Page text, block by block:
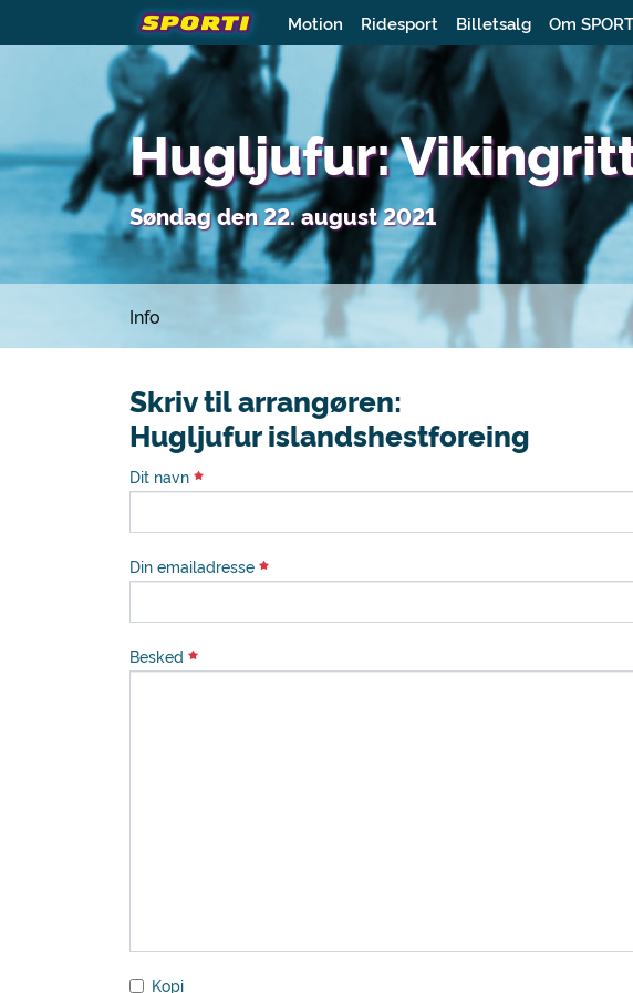
Motion Ridesport Billetsalg Om
Hugljufur:
Søndag den 22. august 2021
Info
Skriv til arrangøren:
Hugljufur islandshestforeing
Dit navn
Din emailadresse
Besked
Kopi